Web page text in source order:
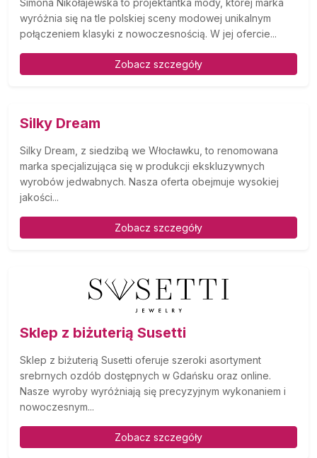
Simona Nikołajewska to projektantka mody, której marka
wyróżnia się na tle polskiej sceny modowej unikalnym
połączeniem klasyki z nowoczesnością. W jej ofercie...
Zobacz szczegóły
Silky Dream
Silky Dream, z siedzibą we Włocławku, to renomowana
marka specjalizująca się w produkcji ekskluzywnych
wyrobów jedwabnych. Nasza oferta obejmuje wysokiej
jakości...
Zobacz szczegóły
Sklep z biżuterią Susetti
Sklep z biżuterią Susetti oferuje szeroki asortyment
srebrnych ozdób dostępnych w Gdańsku oraz online.
Nasze wyroby wyróżniają się precyzyjnym wykonaniem i
nowoczesnym...
Zobacz szczegóły